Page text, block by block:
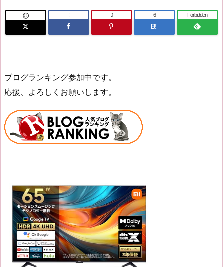
 ! 0
B!
6 Forbidden
ブログランキング参加中です。
応援、よろしくお願いします。